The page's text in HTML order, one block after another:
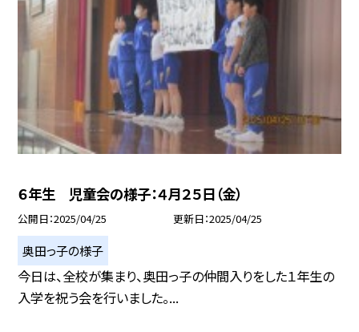
６年生 児童会の様子：４月２５日（金）
公開日 2025/04/25 更新日 2025/04/25
奥田っ子の様子
今日は、全校が集まり、奥田っ子の仲間入りをした１年生の
入学を祝う会を行いました。...